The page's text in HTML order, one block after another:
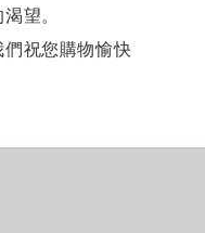
望。
祝您購物愉快